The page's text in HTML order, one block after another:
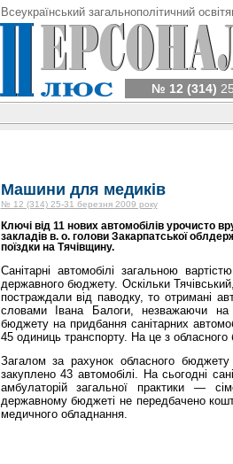
Всеукраїнський загальнополітичний
№ 12 (314)
Машини для медиків
№ 12 (314) 25-31 березня 2009 року
Ключі від 11 нових автомобілів урочисто
закладів в. о. голови Закарпатської
поїздки на Тячівщину.
Санітарні автомобілі загальною
державного бюджету. Оскільки
постраждали від паводку, то отримані
словами Івана Балоги, незважаючи на
бюджету на придбання санітарних
45 одиниць транспорту. На це з
Загалом за рахунок обласного
закуплено 43 автомобілі. На сьогодні
амбулаторій загальної практики —
державному бюджеті не передбачено
медичного обладнання.